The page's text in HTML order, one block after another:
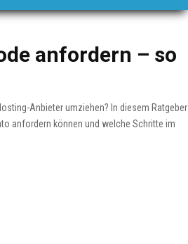
anfordern – so
Anbieter umziehen? In diesem Ratgeber
anfordern können und welche Schritte im